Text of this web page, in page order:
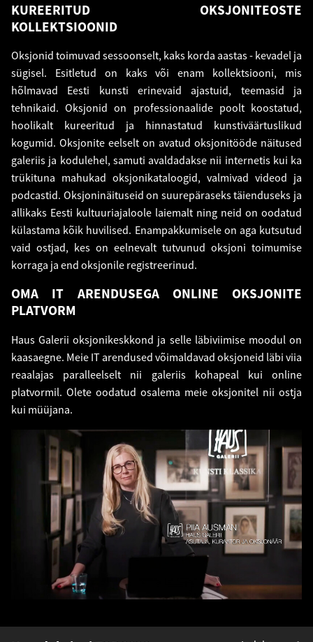
KUREERITUD OKSJONITEOSTE
KOLLEKTSIOONID
Oksjonid toimuvad sessoonselt, kaks korda aastas - kevadel ja
sügisel. Esitletud on kaks või enam kollektsiooni, mis
hõlmavad Eesti kunsti erinevaid ajastuid, teemasid ja
tehnikaid. Oksjonid on professionaalide poolt koostatud,
hoolikalt kureeritud ja hinnastatud kunstiväärtuslikud
kogumid. Oksjonite eelselt on avatud oksjonitööde näitused
galeriis ja kodulehel, samuti avaldadakse nii internetis kui ka
trükituna mahukad oksjonikataloogid, valmivad videod ja
podcastid. Oksjoninäituseid on suurepäraseks täienduseks ja
allikaks Eesti kultuuriajaloole laiemalt ning neid on oodatud
külastama kõik huvilised. Enampakkumisele on aga kutsutud
vaid ostjad, kes on eelnevalt tutvunud oksjoni toimumise
korraga ja end oksjonile registreerinud.
OMA IT ARENDUSEGA ONLINE OKSJONITE
PLATVORM
Haus Galerii oksjonikeskkond ja selle läbiviimise moodul on
kaasaegne. Meie IT arendused võimaldavad oksjoneid läbi viia
reaalajas paralleelselt nii galeriis kohapeal kui online
platvormil. Olete oodatud osalema meie oksjonitel nii ostja
kui müüjana.